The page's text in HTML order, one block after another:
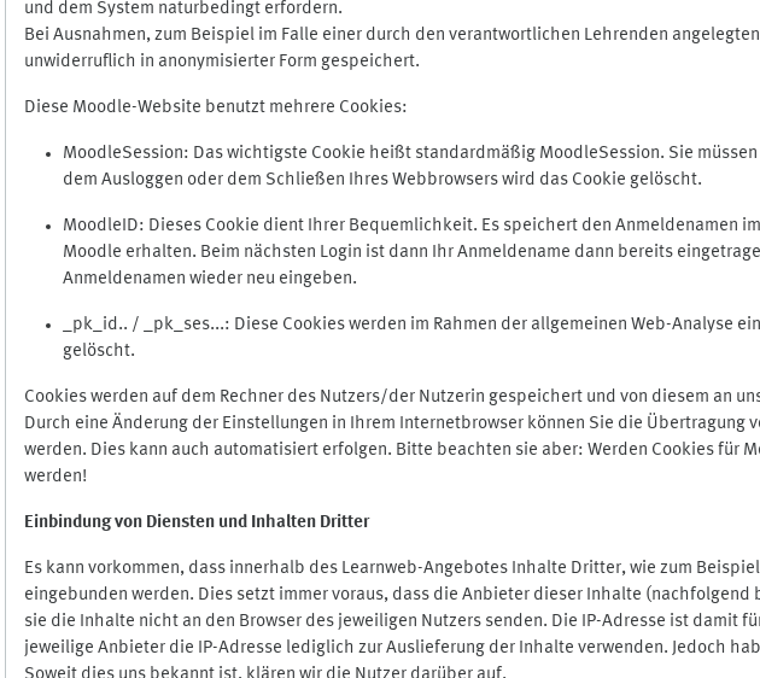
und dem System naturbedingt erfordern.
Bei Ausnahmen, zum Beispiel im Falle einer durch den verantwortlichen Lehrenden
unwiderruflich in anonymisierter Form gespeichert.
Diese Moodle-Website benutzt mehrere Cookies:
MoodleSession: Das wichtigste Cookie heißt standardmäßig MoodleSession. Sie
dem Ausloggen oder dem Schließen Ihres Webbrowsers wird das Cookie gelöscht.
MoodleID: Dieses Cookie dient Ihrer Bequemlichkeit. Es speichert den Anmeldenamen
Moodle erhalten. Beim nächsten Login ist dann Ihr Anmeldename dann bereits
Anmeldenamen wieder neu eingeben.
_pk_id.. / _pk_ses...: Diese Cookies werden im Rahmen der allgemeinen Web-Analyse
gelöscht.
Cookies werden auf dem Rechner des Nutzers/der Nutzerin gespeichert und von diesem an
Durch eine Änderung der Einstellungen in Ihrem Internetbrowser können Sie die
werden. Dies kann auch automatisiert erfolgen. Bitte beachten sie aber: Werden Cookies
werden!
Einbindung von Diensten und Inhalten Dritter
Es kann vorkommen, dass innerhalb des Learnweb-Angebotes Inhalte Dritter, wie zum
eingebunden werden. Dies setzt immer voraus, dass die Anbieter dieser Inhalte
sie die Inhalte nicht an den Browser des jeweiligen Nutzers senden. Die IP-Adresse ist
jeweilige Anbieter die IP-Adresse lediglich zur Auslieferung der Inhalte verwenden. Jedoch